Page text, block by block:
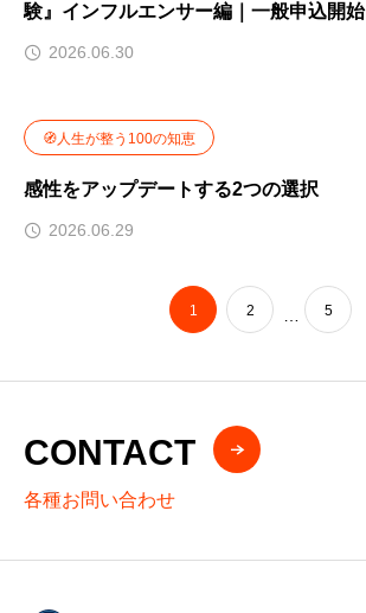
験』インフルエンサー編｜一般申込開始
2026.06.30
🧭人生が整う100の知恵
感性をアップデートする2つの選択
2026.06.29
1 2 5
CONTACT
各種お問い合わせ